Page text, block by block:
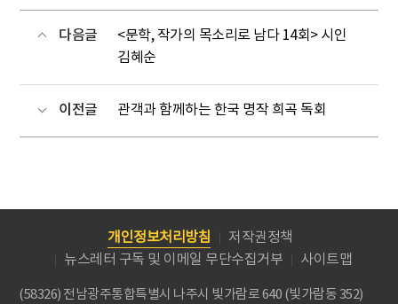
다음글
<문학, 작가의 목소리로 남다 14회> 시인
김혜순
이전글 관객과 함께하는 한국 명작 희곡 독회
개인정보처리방침
저작권정책
뉴스레터 구독 및 이메일 무단수집거부
사이트맵
(58326) 전남광주통합특별시 나주시 빛가람로 640 (빛가람동 352)